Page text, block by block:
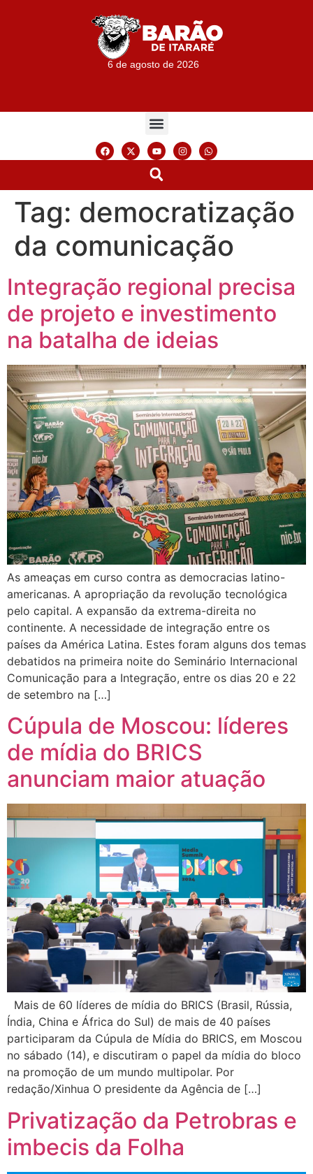
6 de agosto de 2026
Tag: democratização
da comunicação
Integração regional precisa
de projeto e investimento
na batalha de ideias
As ameaças em curso contra as democracias latino-
americanas. A apropriação da revolução tecnológica
pelo capital. A expansão da extrema-direita no
continente. A necessidade de integração entre os
países da América Latina. Estes foram alguns dos temas
debatidos na primeira noite do Seminário Internacional
Comunicação para a Integração, entre os dias 20 e 22
de setembro na […]
Cúpula de Moscou: líderes
de mídia do BRICS
anunciam maior atuação
Mais de 60 líderes de mídia do BRICS (Brasil, Rússia,
Índia, China e África do Sul) de mais de 40 países
participaram da Cúpula de Mídia do BRICS, em Moscou
no sábado (14), e discutiram o papel da mídia do bloco
na promoção de um mundo multipolar. Por
redação/Xinhua O presidente da Agência de […]
Privatização da Petrobras e
imbecis da Folha